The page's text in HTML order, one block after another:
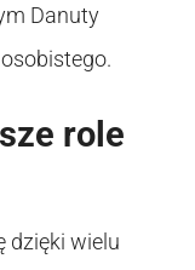
Danuty
role
dzięki wielu